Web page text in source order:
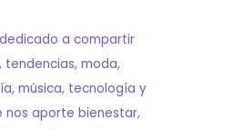
a compartir
moda,
música, tecnología y
nos aporte bienestar,